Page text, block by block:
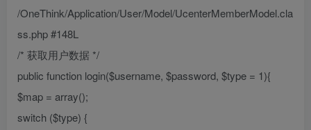
/OneThink/Application/User/Model/UcenterMemberModel.cla
ss.php #148L
/* 获取用户数据 */
public function login($username, $password, $type = 1){
$map = array();
switch ($type) {